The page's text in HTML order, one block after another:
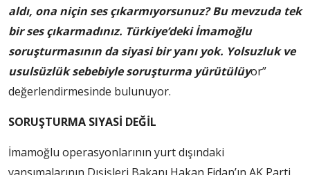
aldı, ona niçin ses çıkarmıyorsunuz? Bu mevzuda tek
bir ses çıkarmadınız. Türkiye’deki İmamoğlu
soruşturmasının da siyasi bir yanı yok. Yolsuzluk ve
usulsüzlük sebebiyle soruşturma yürütülüyor”
değerlendirmesinde bulunuyor.
SORUŞTURMA SIYASİ DEĞİL
İmamoğlu operasyonlarının yurt dışındaki